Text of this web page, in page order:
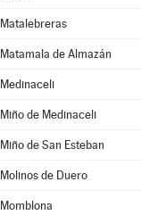
Matalebreras
Matamala de Almazán
Medinaceli
Miño de Medinaceli
Miño de San Esteban
Molinos de Duero
Momblona